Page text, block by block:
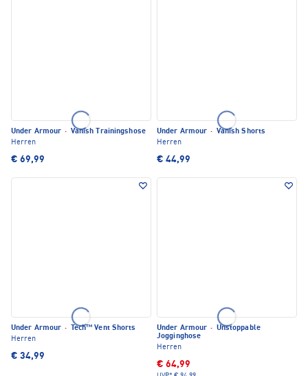
Under Armour · Vanish Trainingshose
Herren
€ 69,99
Under Armour · Vanish Shorts
Herren
€ 44,99
Under Armour ·
Tech™ Vent Shorts
Herren
€ 34,99
Under Armour · Unstoppable
Jogginghose
Herren
€ 64,99